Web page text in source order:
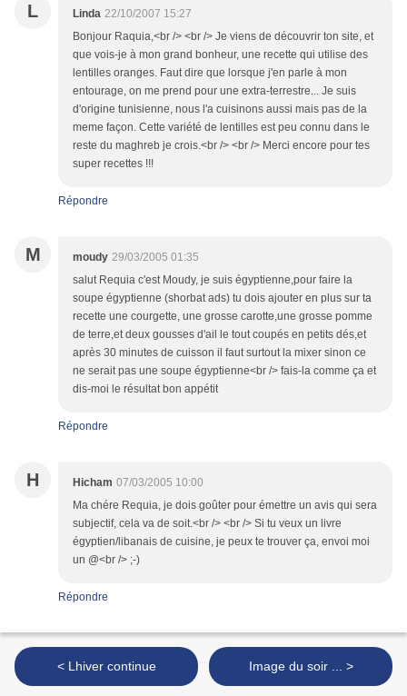
L Linda 22/10/2007 15:27
Bonjour Raquia,<br /> <br /> Je viens de découvrir ton site, et
que vois-je à mon grand bonheur, une recette qui utilise des
lentilles oranges. Faut dire que lorsque j'en parle à mon
entourage, on me prend pour une extra-terrestre... Je suis
d'origine tunisienne, nous l'a cuisinons aussi mais pas de la
meme façon. Cette variété de lentilles est peu connu dans le
reste du maghreb je crois.<br /> <br /> Merci encore pour tes
super recettes !!!
Répondre
M moudy 29/03/2005 01:35
salut Requia c'est Moudy, je suis égyptienne,pour faire la
soupe égyptienne (shorbat ads) tu dois ajouter en plus sur ta
recette une courgette, une grosse carotte,une grosse pomme
de terre,et deux gousses d'ail le tout coupés en petits dés,et
après 30 minutes de cuisson il faut surtout la mixer sinon ce
ne serait pas une soupe égyptienne<br /> fais-la comme ça et
dis-moi le résultat bon appétit
Répondre
H Hicham 07/03/2005 10:00
Ma chére Requia, je dois goûter pour émettre un avis qui sera
subjectif, cela va de soit.<br /> <br /> Si tu veux un livre
égyptien/libanais de cuisine, je peux te trouver ça, envoi moi
un @<br /> ;-)
Répondre
< Lhiver continue Image du soir ... >